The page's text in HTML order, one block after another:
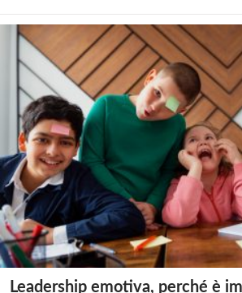
Leadership emotiva, perché è